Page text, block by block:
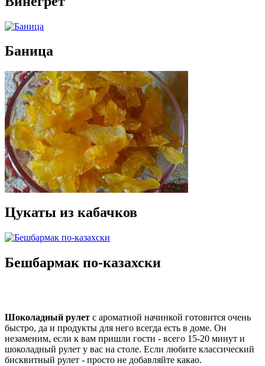
Баница
Цукаты из кабачков
Бешбармак по-казахски
Шоколадный рулет с ароматной начинкой готовится очень
быстро, да и продукты для него всегда есть в доме. Он
незаменим, если к вам пришли гости - всего 15-20 минут и
шоколадный рулет у вас на столе. Если любите классический
бисквитный рулет - просто не добавляйте какао.